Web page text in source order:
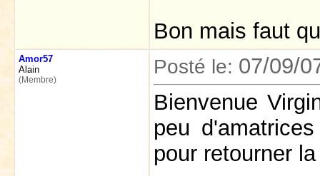
Bon mais faut
Amor57
Alain
(Membre)
Posté le: 07/09/
Bienvenue
peu
pour retourner